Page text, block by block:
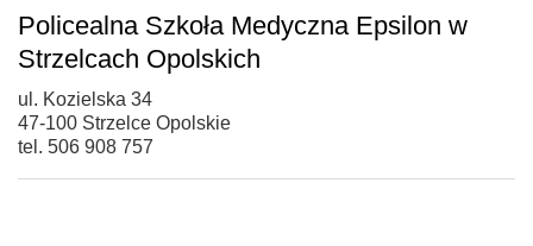
Policealna Szkoła Medyczna Epsilon w
Strzelcach Opolskich
ul. Kozielska 34
47-100 Strzelce Opolskie
tel. 506 908 757